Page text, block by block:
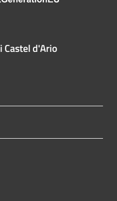
Castel d'Ario